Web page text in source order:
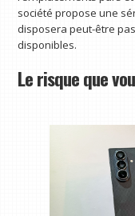
société propose une
disposera peut-être
disponibles.
Le risque que